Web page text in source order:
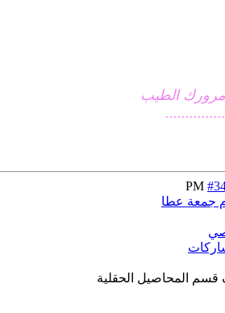
الطيب
المحاصيل الحقلية